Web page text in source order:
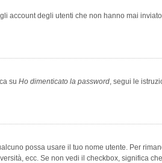
account degli utenti che non hanno mai
su Ho dimenticato la password, segui le
possa usare il tuo nome utente. Per
ecc. Se non vedi il checkbox, significa